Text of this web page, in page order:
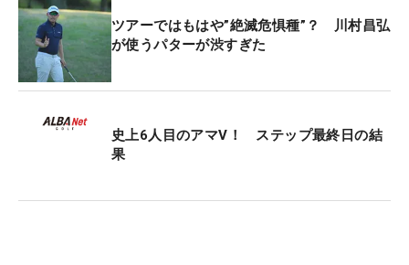
ツアーではもはや”絶滅危惧種”？ 川村昌弘
が使うパターが渋すぎた
史上6人目のアマV！ ステップ最終日の結
果